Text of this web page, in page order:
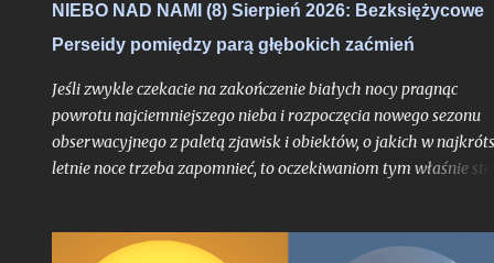
NIEBO NAD NAMI (8) Sierpień 2026: Bezksiężycowe
Perseidy pomiędzy parą głębokich zaćmień
Jeśli zwykle czekacie na zakończenie białych nocy pragnąc
powrotu najciemniejszego nieba i rozpoczęcia nowego sezonu
obserwacyjnego z paletą zjawisk i obiektów, o jakich w
letnie noce trzeba zapomnieć, to oczekiwaniom tym właśnie
tym roku, trudno bowiem w najnowszej historii znaleźć